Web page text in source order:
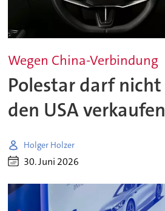
Wegen China-Verbindung
Polestar darf
den USA verkaufen
Holger Holzer
30. Juni 2026